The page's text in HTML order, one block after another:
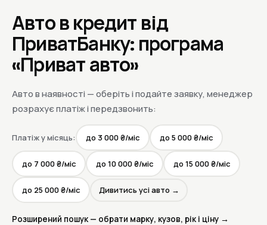
Авто в кредит від
ПриватБанку: програма
«Приват авто»
Авто в наявності — оберіть і подайте заявку, менеджер
розрахує платіж і передзвонить:
Платіж у місяць: до 3 000 ₴/міс до 5 000 ₴/міс
до 7 000 ₴/міс до 10 000 ₴/міс до 15 000 ₴/міс
до 25 000 ₴/міс Дивитись усі авто →
Розширений пошук — обрати марку, кузов, рік і ціну →